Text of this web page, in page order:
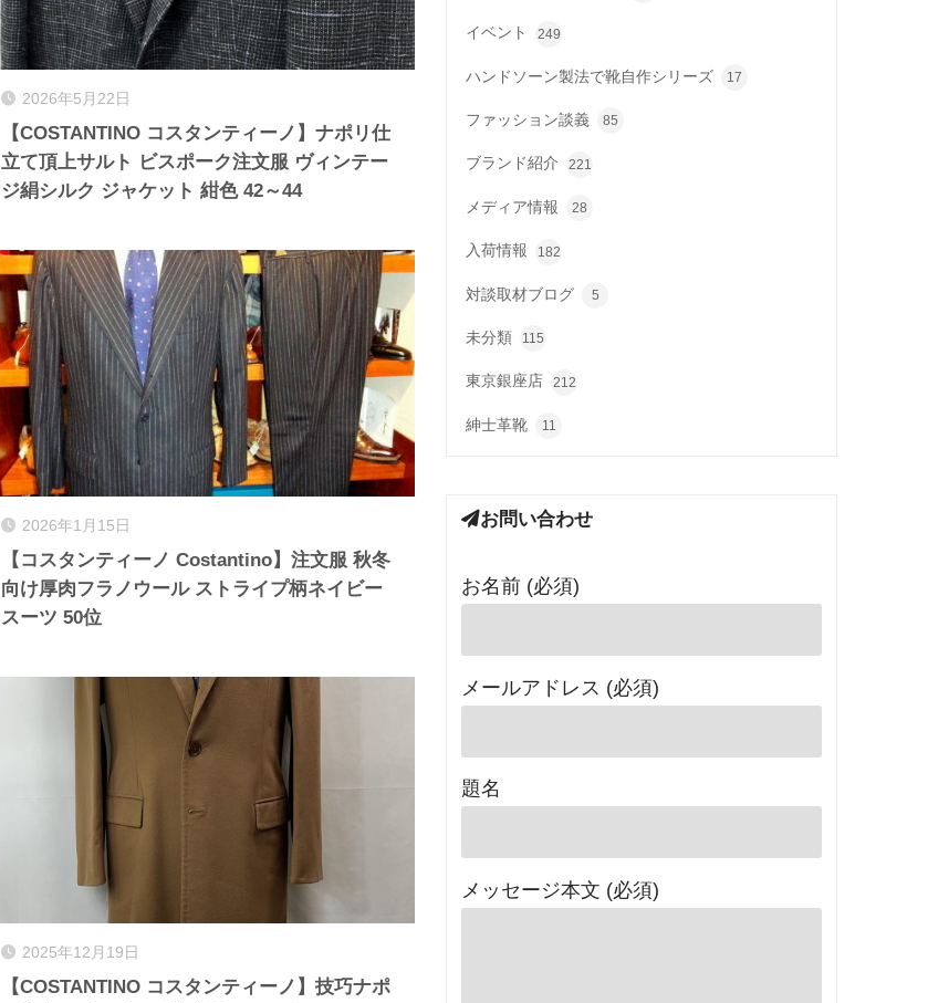
2026年5月22日
【COSTANTINO コスタンティーノ】ナポリ仕
立て頂上サルト ビスポーク注文服 ヴィンテー
ジ絹シルク ジャケット 紺色 42～44
2026年1月15日
【コスタンティーノ Costantino】注文服 秋冬
向け厚肉フラノウール ストライプ柄ネイビー
スーツ 50位
2025年12月19日
【COSTANTINO コスタンティーノ】技巧ナポ
イベント 249
ハンドソーン製法で靴自作シリーズ 17
ファッション談義 85
ブランド紹介 221
メディア情報 28
入荷情報 182
対談取材ブログ 5
未分類 115
東京銀座店 212
紳士革靴 11
お問い合わせ
お名前 (必須)
メールアドレス (必須)
題名
メッセージ本文 (必須)